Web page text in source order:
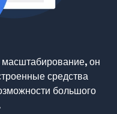
он
средства
большого